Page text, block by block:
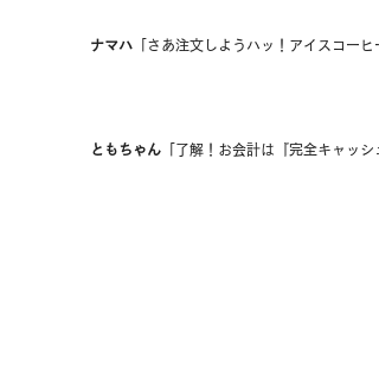
ナマハ 「さあ注文しようハッ！アイスコー
ともちゃん 「了解！お会計は『完全キャッ